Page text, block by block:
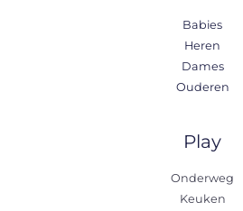
Babies
Heren
Dames
Ouderen
Play
Onderweg
Keuken